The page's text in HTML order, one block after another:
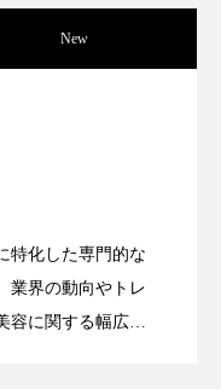
New
特化した専門的な
業界の動向やトレ
容に関する幅広い
欠品と過剰在庫
『顔画像解析AI』